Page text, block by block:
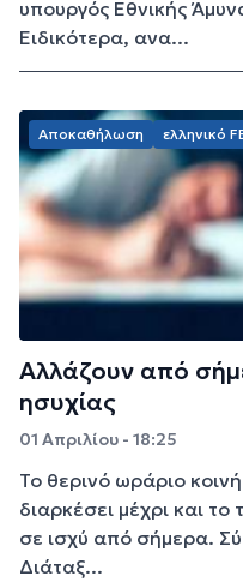
υπουργός Εθνικής
Ειδικότερα, ανα...
Αποκαθήλωση ελληνικό
Αλλάζουν από
ησυχίας
01 Απριλίου - 18:25
Το θερινό ωράριο
διαρκέσει μέχρι και το
σε ισχύ από σήμερα.
Διάταξ...